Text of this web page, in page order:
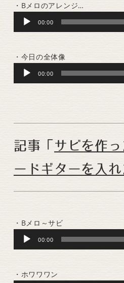
・Bメロのアレンジ…
Audio
Player
00:00
・今日の全体像
Audio
Player
00:00
記事「 サビを作
ードギターを入れ
・Bメロ～サビ
Audio
Player
00:00
・ホワワワン